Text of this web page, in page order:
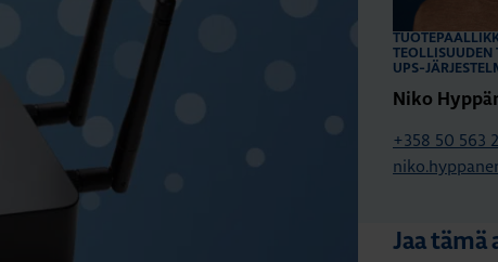
TEOLLISUUDEN
UPS-
Niko
+358 50 563
Jaa